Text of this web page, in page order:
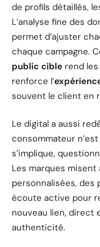
de profils détaillés,
L’analyse fine des
permet d’ajuster
chaque campagne.
public cible rend
renforce l’
souvent le client en
Le digital a aussi
consommateur
s’implique,
Les marques
personnalisées, des
écoute active pour
nouveau lien, direct
authenticité.